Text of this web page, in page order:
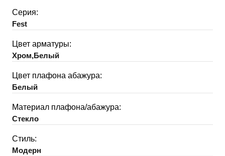
Серия:
Fest
Цвет арматуры:
Хром,Белый
Цвет плафона абажура:
Белый
Материал плафона/абажура:
Стекло
Стиль:
Модерн